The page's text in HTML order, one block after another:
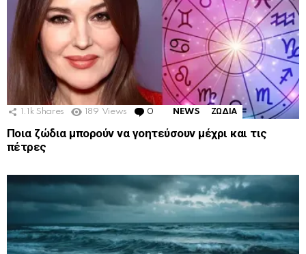
1.1k Shares 189 Views 0 Comments
NEWS ΖΩΔΙΑ
Ποια ζώδια μπορούν να γοητεύσουν μέχρι και τις
πέτρες